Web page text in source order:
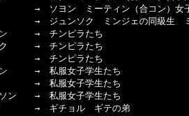
　　→　ソヨン　ミーティン（合コン）女
ジュンソク　ミンジェの同級生　ミ
→　チンピラたち
　　　→　チンピラたち
　チンピラたち
→　私服女子学生たち
　私服女子学生たち
ン　　→　私服女子学生たち
→　ギチョル　ギテの弟